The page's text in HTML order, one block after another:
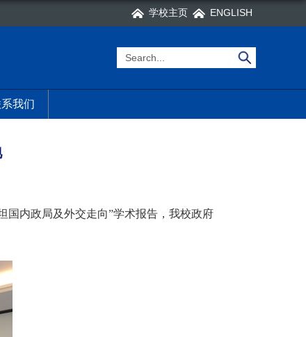
学校主页 ENGLISH
我们
国内政局及外交走向”学术报告，我校政府